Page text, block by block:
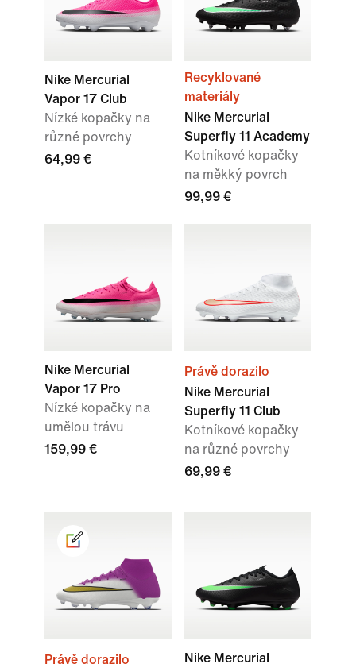
Nike Mercurial
Vapor 17 Club
Nízké kopačky na
různé povrchy
64,99 €
Recyklované
materiály
Nike Mercurial
Superfly 11 Academy
Kotníkové kopačky
na měkký povrch
99,99 €
Nike Mercurial
Vapor 17 Pro
Nízké kopačky na
umělou trávu
159,99 €
Právě dorazilo
Nike Mercurial
Superfly 11 Club
Kotníkové kopačky
na různé povrchy
69,99 €
Právě dorazilo
Nike Mercurial